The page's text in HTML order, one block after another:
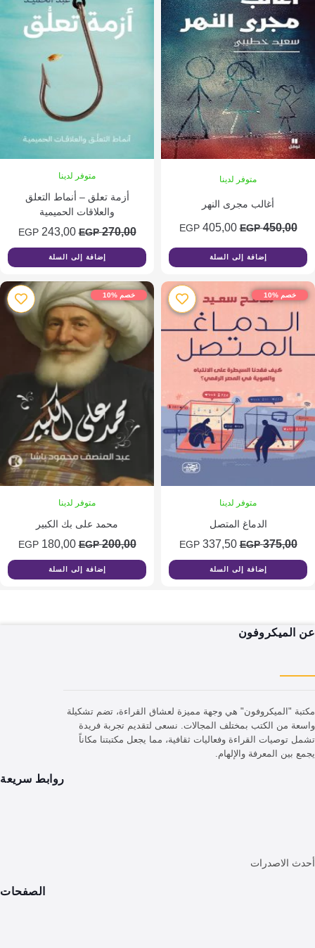
متوفر لدينا
أغالب مجرى النهر
EGPالسعر
الأصلي
هو:
450,00 EGP.
405,00
EGPالسعر
الحالي
هو:
405,00 EGP.
إضافة إلى السلة
متوفر لدينا
أزمة تعلق – أنماط التعلق
والعلاقات الحميمية
270,00
EGPالسعر
الأصلي
هو:
270,00 EGP.
243,00
EGPالسعر
الحالي
هو:
243,00 EGP.
إضافة إلى السلة
متوفر لدينا
الدماغ المتصل
EGPالسعر
الأصلي
هو:
337,50
EGPالسعر
الحالي
هو:
إضافة إلى السلة
خصم %10
متوفر لدينا
محمد على بك الكبير
200,00
EGPالسعر
الأصلي
هو:
180,00
EGPالسعر
الحالي
هو:
إضافة إلى السلة
هي وجهة مميزة لعشاق القراءة، تضم تشكيلة
الكتب بمختلف المجالات. نسعى لتقديم تجربة فريدة
القراءة وفعاليات ثقافية، مما يجعل مكتبتنا مكاناً
والإلهام.
روابط سريعة
الصفحات